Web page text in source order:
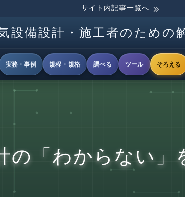
サイト内記事一覧へ
設備設計・施工者のための
実務・事例 規程・規格 調べる ツール そろえる
の「わからない」